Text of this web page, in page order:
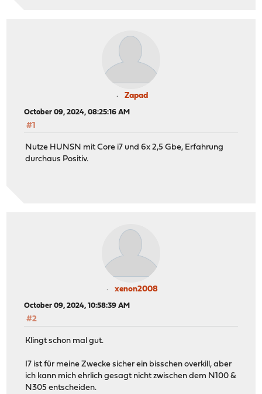
Zapad
October 09, 2024, 08:25:16 AM
#1
Nutze HUNSN mit Core i7 und 6x 2,5 Gbe, Erfahrung
durchaus Positiv.
xenon2008
October 09, 2024, 10:58:39 AM
#2
Klingt schon mal gut.
I7 ist für meine Zwecke sicher ein bisschen overkill, aber
ich kann mich ehrlich gesagt nicht zwischen dem N100 &
N305 entscheiden.